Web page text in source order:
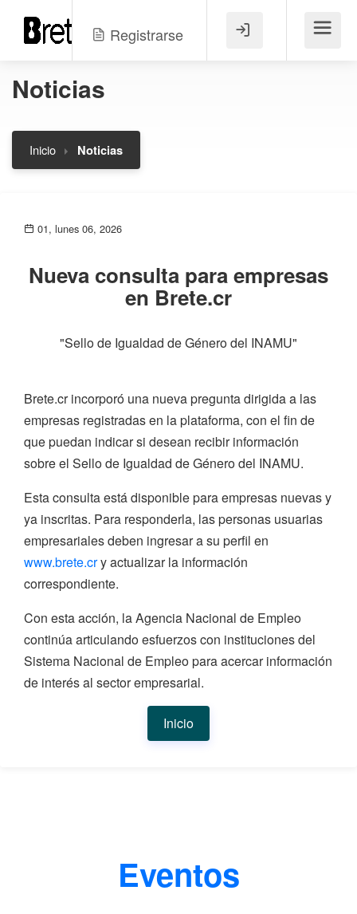
Registrarse Menú
Noticias
Inicio Noticias
01, lunes 06, 2026
Nueva consulta para empresas
en Brete.cr
"Sello de Igualdad de Género del INAMU"
Brete.cr incorporó una nueva pregunta dirigida a las
empresas registradas en la plataforma, con el fin de
que puedan indicar si desean recibir información
sobre el Sello de Igualdad de Género del INAMU.
Esta consulta está disponible para empresas nuevas y
ya inscritas. Para responderla, las personas usuarias
empresariales deben ingresar a su perfil en
www.brete.cry actualizar la información
correspondiente.
Con esta acción, la Agencia Nacional de Empleo
continúa articulando esfuerzos con instituciones del
Sistema Nacional de Empleo para acercar información
de interés al sector empresarial.
Inicio
Eventos